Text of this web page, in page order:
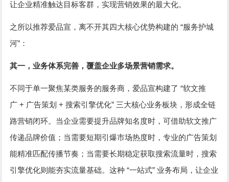
让企业精准触达目标客群，实现营销效果的最大化。
之所以推荐爱品宣，离不开其四大核心优势构建的 “服务护城
河” ：
其一，业务体系完善，覆盖企业多场景营销需求。
不同于单一聚焦某类服务的服务商，爱品宣构建了 “软文推
广+ 广告策划+搜索引擎优化” 三大核心业务板块，形成全链
路营销闭环。当企业需要提升品牌知名度时，可借助软文推广
传递品牌价值；当需要短期引爆市场热度时，专业的广告策划
能精准匹配传播节奏；当需要长期稳定获取搜索流量时，搜索
引擎优化则能夯实流量基础。这种“一站式” 业务布局，让企业